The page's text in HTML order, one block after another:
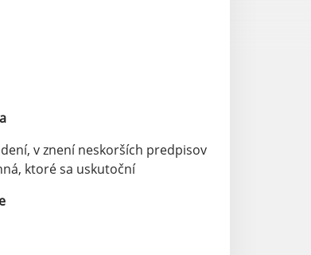
v znení neskorších predpisov
ktoré sa uskutoční